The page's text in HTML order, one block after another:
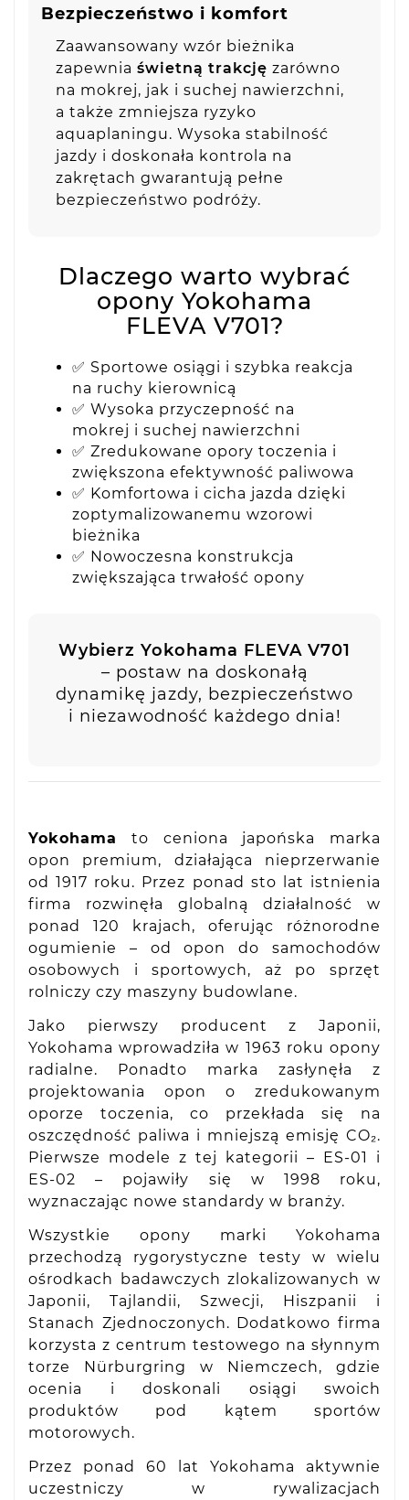
Bezpieczeństwo i komfort
Zaawansowany wzór bieżnika
zapewnia świetną trakcję zarówno
na mokrej, jak i suchej nawierzchni,
a także zmniejsza ryzyko
aquaplaningu. Wysoka stabilność
jazdy i doskonała kontrola na
zakrętach gwarantują pełne
bezpieczeństwo podróży.
Dlaczego warto wybrać
opony Yokohama
FLEVA V701?
✅ Sportowe osiągi i szybka reakcja
na ruchy kierownicą
✅ Wysoka przyczepność na
mokrej i suchej nawierzchni
✅ Zredukowane opory toczenia i
zwiększona efektywność paliwowa
✅ Komfortowa i cicha jazda dzięki
zoptymalizowanemu wzorowi
bieżnika
✅ Nowoczesna konstrukcja
zwiększająca trwałość opony
Wybierz Yokohama FLEVA V701
– postaw na doskonałą
dynamikę jazdy, bezpieczeństwo
i niezawodność każdego dnia!
Yokohama
to ceniona japońska marka
opon premium, działająca nieprzerwanie
od 1917 roku. Przez ponad sto lat istnienia
firma rozwinęła globalną działalność w
ponad 120 krajach, oferując różnorodne
ogumienie – od opon do samochodów
osobowych i sportowych, aż po sprzęt
rolniczy czy maszyny budowlane.
Jako pierwszy producent z Japonii,
Yokohama wprowadziła w 1963 roku opony
radialne. Ponadto marka zasłynęła z
projektowania opon o zredukowanym
oporze toczenia, co przekłada się na
oszczędność paliwa i mniejszą emisję CO₂.
Pierwsze modele z tej kategorii – ES-01 i
ES-02 – pojawiły się w 1998 roku,
wyznaczając nowe standardy w branży.
Wszystkie opony marki Yokohama
przechodzą rygorystyczne testy w wielu
ośrodkach badawczych zlokalizowanych w
Japonii, Tajlandii, Szwecji, Hiszpanii i
Stanach Zjednoczonych. Dodatkowo firma
korzysta z centrum testowego na słynnym
torze Nürburgring w Niemczech, gdzie
ocenia i doskonali osiągi swoich
produktów pod kątem sportów
motorowych.
Przez ponad 60 lat Yokohama aktywnie
uczestniczy w rywalizacjach